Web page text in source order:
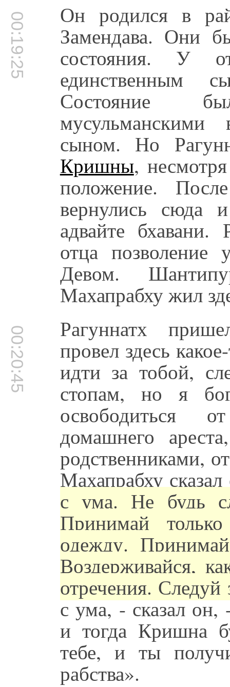
00:19:25 Он родился в
Замендава. Они
состояния. У
единственным
Состояние
мусульманскими
сыном. Но
Кришны,
положение.
вернулись
адвайте бхавани.
отца позволение
Девом.
Махапрабху жил
00:20:45 Рагуннатх
провел здесь
идти за тобой,
стопам, но я
освободиться
домашнего
родственниками,
Махапрабху
с ума. Не будь
Принимай
одежду.
Воздерживайся,
отречения. Следуй
с ума, - сказал он,
и тогда Кришна
тебе, и ты
рабства».